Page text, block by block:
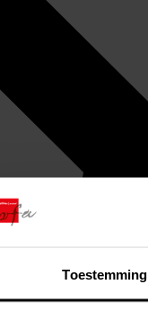
Toestemming